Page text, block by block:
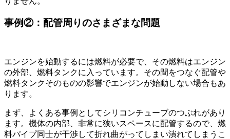
事例②：配管周りのさまざまな問題
エンジンを始動するには燃料が必要で、その燃料はエンジン
の外部、燃料タンクに入っています。その間をつなぐ配管や
燃料タンクそのものの影響でエンジンが始動しない場合もあ
ります。
まず、よくある事例としてシリコンチューブのつぶれがあり
ます。機体の内部、非常に狭いスペースに配管するので、燃
料パイプ同士が干渉して折れ曲がってしまい潰れてしまうこ